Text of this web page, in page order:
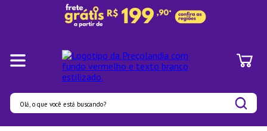
Olá, o que você está buscando?